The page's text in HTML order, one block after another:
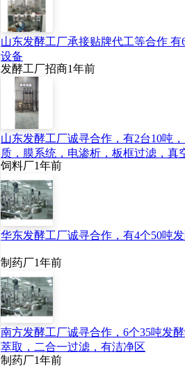
山东发酵工厂承接贴牌代工等合作
设备
发酵工厂招商1年前
山东发酵工厂诚寻合作，有2台10吨
质，膜系统，电渗析，板框过滤，真
饲料厂1年前
华东发酵工厂诚寻合作，有4个50吨
制药厂1年前
南方发酵工厂诚寻合作，6个35吨发
萃取，二合一过滤，有洁净区
制药厂1年前